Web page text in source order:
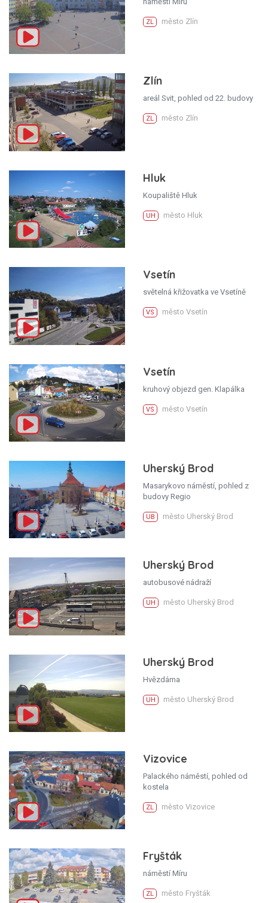
ZL město Zlín
Zlín
areál Svit, pohled od 22. budovy
ZL město Zlín
Hluk
Koupaliště Hluk
UH město Hluk
Vsetín
světelná křižovatka ve Vsetíně
VS město Vsetín
Vsetín
kruhový objezd gen. Klapálka
VS město Vsetín
Uherský Brod
Masarykovo náměstí, pohled z
budovy Regio
UB město Uherský Brod
Uherský Brod
autobusové nádraží
UH město Uherský Brod
Uherský Brod
Hvězdárna
UH město Uherský Brod
Vizovice
Palackého náměstí, pohled od
kostela
ZL město Vizovice
Fryšták
náměstí Míru
ZL město Fryšták